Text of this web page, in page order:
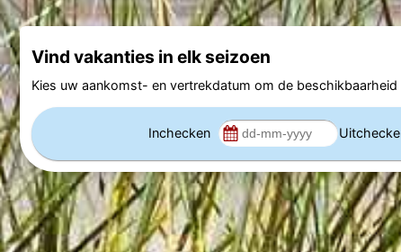
Vind vakanties in elk seizoen
Kies uw aankomst- en vertrekdatum om de beschikbaarheid
Inchecken